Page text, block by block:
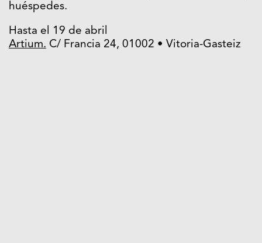
huéspedes.
Hasta el 19 de abril
Artium. C/ Francia 24, 01002 • Vitoria-Gasteiz